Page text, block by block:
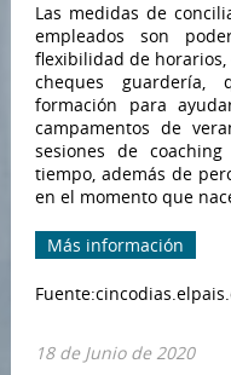
Las medidas de
empleados son
flexibilidad de
cheques
formación para
campamentos de
sesiones de
tiempo, además de
en el momento que
Más información
18 de Junio de 2020